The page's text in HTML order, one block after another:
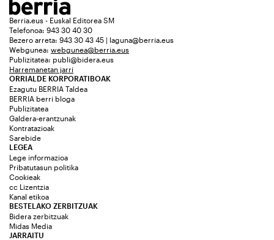
Berria.eus - Euskal Editorea SM
Telefonoa: 943 30 40 30
Bezero arreta: 943 30 43 45 | laguna@berria.eus
Webgunea: webgunea@berria.eus
Publizitatea: publi@bidera.eus
Harremanetan jarri
ORRIALDE KORPORATIBOAK
Ezagutu BERRIA Taldea
BERRIA berri bloga
Publizitatea
Galdera-erantzunak
Kontratazioak
Sarebide
JARRAITU
LEGEA
Lege informazioa
Pribatutasun politika
Cookieak
cc Lizentzia
Kanal etikoa
BESTELAKO ZERBITZUAK
Bidera zerbitzuak
Midas Media